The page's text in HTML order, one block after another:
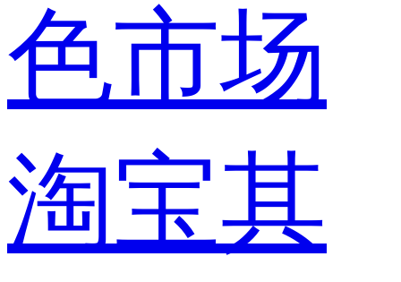
色市场
淘宝其